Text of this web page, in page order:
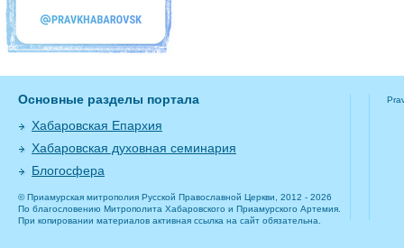
Основные разделы портала
Хабаровская Епархия
Хабаровская духовная семинария
Блогосфера
© Приамурская митрополия Русской Православной Церкви, 2012 - 2026
По благословению Митрополита Хабаровского и Приамурского Артемия.
При копировании материалов активная ссылка на сайт обязательна.